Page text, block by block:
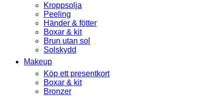
Kroppsolja
Peeling
Händer & fötter
Boxar & kit
Brun utan sol
Solskydd
Makeup
Köp ett presentkort
Boxar & kit
Bronzer